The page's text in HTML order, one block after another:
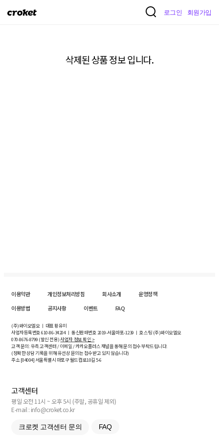
크
로그인 회원가입
삭제된 상품 정보 입니다.
이용약관 개인정보처리방침 회사소개
운영정책
이용방법
공지사항 이벤트 FAQ
(주)와이오엘오 ㅣ 대표 황유미
사업자등록번호610-86-34204ㅣ 통신판매번호 2019-서울마포-1239 ㅣ 호스팅 (주)와이오엘오
070-8676-8799 (발신 전용)사업자 정보 확인 >
고객 문의: 우측 고객센터 / 이메일 / 카카오플러스 채널을 통해 문의 접수 부탁드립니다.
(정확한 상담 기록을 위해 유선상 문의는 접수받고 있지 않습니다)
주소 [04004] 서울특별시 마포구 월드컵로10길5-6
고객센터
평일 오전 11시 ~ 오후 5시 (주말, 공휴일 제외)
E-mail : info@croket.co.kr
크로켓 고객센터 문의 FAQ